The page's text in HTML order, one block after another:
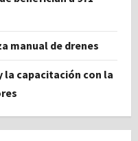
manual de drenes
la capacitación con la